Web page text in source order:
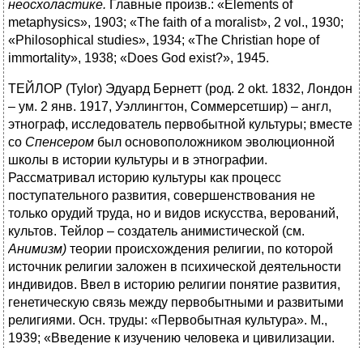
неосхоластике. Главные произв.: «Elements of
metaphysics», 1903; «The faith of a moralist», 2 vol., 1930;
«Philosophical studies», 1934; «The Christian hope of
immortality», 1938; «Does God exist?», 1945.
ТЕЙЛОР (Tylor) Эдуард Бернетт (род. 2 okt. 1832, Лондон
– ум. 2 янв. 1917, Уэллингтон, Соммерсетшир) – англ,
этнограф, исследователь первобытной культуры; вместе
со Спенсером был основоположником эволюционной
школы в истории культуры и в этнографии.
Рассматривал историю культуры как процесс
поступательного развития, совершенствования не
только орудий труда, но и видов искусства, верований,
культов. Тейлор – создатель анимистической (см.
Анимизм) теории происхождения религии, по которой
источник религии заложен в психической деятельности
индивидов. Ввел в историю религии понятие развития,
генетическую связь между первобытными и развитыми
религиями. Осн. труды: «Первобытная культура». М.,
1939; «Введение к изучению человека и цивилизации.